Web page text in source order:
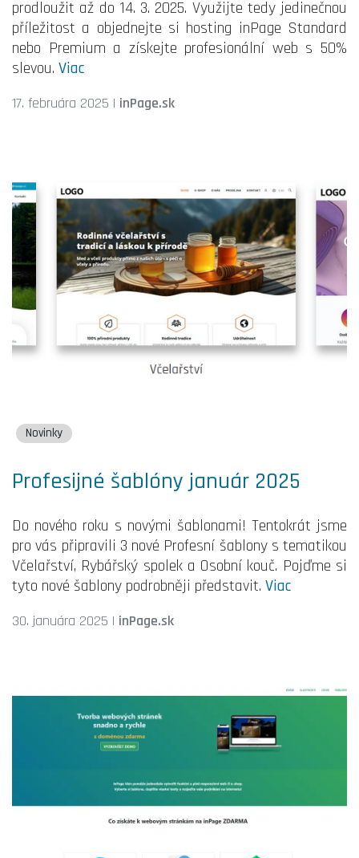
prodloužit až do 14. 3. 2025. Využijte tedy jedinečnou
příležitost a objednejte si hosting inPage Standard
nebo Premium a získejte profesionální web s 50%
slevou. Viac
17. februára 2025 | inPage.sk
Novinky
Profesijné šablóny január 2025
Do nového roku s novými šablonami! Tentokrát jsme
pro vás připravili 3 nové Profesní šablony s tematikou
Včelařství, Rybářský spolek a Osobní kouč. Pojďme si
tyto nové šablony podrobněji představit. Viac
30. januára 2025 | inPage.sk